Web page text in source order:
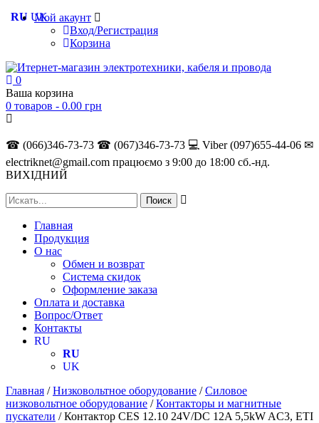
Мой акаунт
Вход/Регистрация
Корзина
0
Ваша корзина
0 товаров - 0.00 грн
☎ (066)346-73-73 ☎ (067)346-73-73 💻 Viber (097)655-44-06 ✉
electriknet@gmail.com працюємо з 9:00 до 18:00 сб.-нд.
ВИХІДНИЙ
Главная
Продукция
О нас
Обмен и возврат
Система скидок
Оформление заказа
Оплата и доставка
Вопрос/Ответ
Контакты
RU
RU
UK
Главная /Низковольтное оборудование /Силовое
низковольтное оборудование /Контакторы и магнитные
пускатели / Контактор CES 12.10 24V/DC 12A 5,5kW AC3, ETI
RU UK